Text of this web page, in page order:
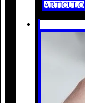
ARTÍCULO